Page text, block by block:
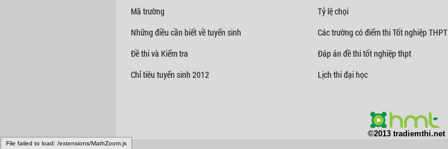
File failed to load: /extensions/MathZoom.js
Mã trường
Tỷ lệ chọi
Những điều cần biết về tuyển sinh
Các trường có điểm thi Tốt nghiệp THPT
Đề thi và Kiểm tra
Đáp án đề thi tốt nghiệp thpt
Chỉ tiêu tuyển sinh 2012
Lịch thi đại học
©2013 tradiemthi.net